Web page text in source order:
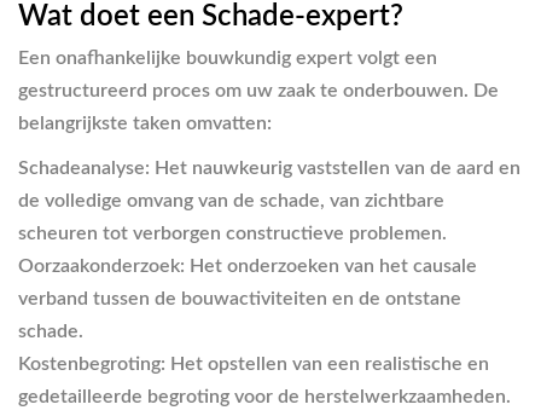
Wat doet een Schade-expert?
Een onafhankelijke bouwkundig expert volgt een
gestructureerd proces om uw zaak te onderbouwen. De
belangrijkste taken omvatten:
Schadeanalyse: Het nauwkeurig vaststellen van de aard en
de volledige omvang van de schade, van zichtbare
scheuren tot verborgen constructieve problemen.
Oorzaakonderzoek: Het onderzoeken van het causale
verband tussen de bouwactiviteiten en de ontstane
schade.
Kostenbegroting: Het opstellen van een realistische en
gedetailleerde begroting voor de herstelwerkzaamheden.